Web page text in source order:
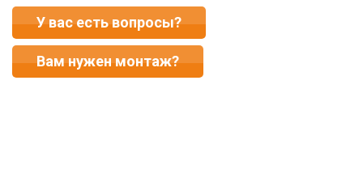
У вас есть вопросы?
Вам нужен монтаж?